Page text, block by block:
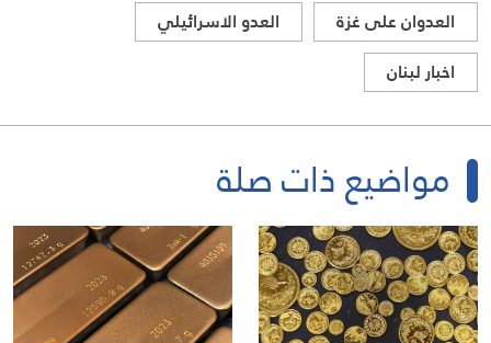
العدوان على غزة
العدو الاسرائيلي
اخبار لبنان
مواضيع ذات صلة